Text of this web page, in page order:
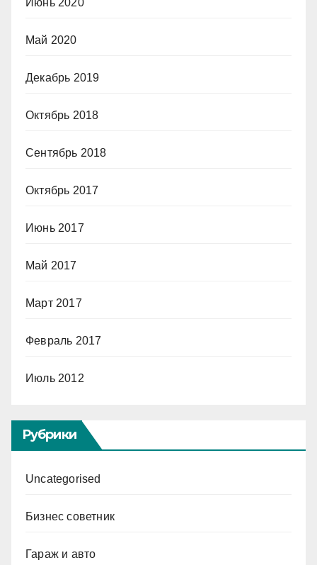
Май 2020
Декабрь 2019
Октябрь 2018
Сентябрь 2018
Октябрь 2017
Июнь 2017
Май 2017
Март 2017
Февраль 2017
Июль 2012
Рубрики
Uncategorised
Бизнес советник
Гараж и авто